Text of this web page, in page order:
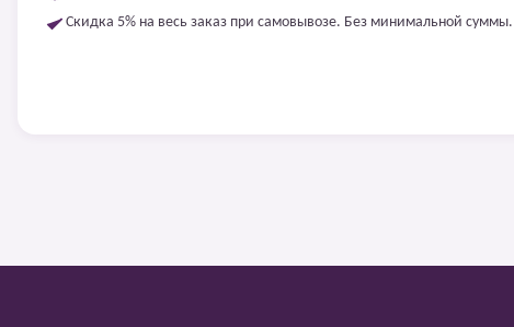
Скидка 5% на весь заказ при самовывозе. Без минимальной суммы.